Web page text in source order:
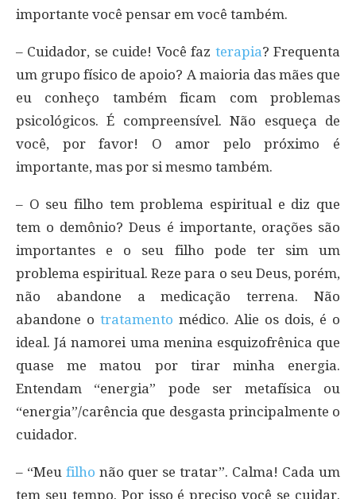
importante você pensar em você também.
– Cuidador, se cuide! Você faz terapia? Frequenta
um grupo físico de apoio? A maioria das mães que
eu conheço também ficam com problemas
psicológicos. É compreensível. Não esqueça de
você, por favor! O amor pelo próximo é
importante, mas por si mesmo também.
– O seu filho tem problema espiritual e diz que
tem o demônio? Deus é importante, orações são
importantes e o seu filho pode ter sim um
problema espiritual. Reze para o seu Deus, porém,
não abandone a medicação terrena. Não
abandone o tratamento médico. Alie os dois, é o
ideal. Já namorei uma menina esquizofrênica que
quase me matou por tirar minha energia.
Entendam “energia” pode ser metafísica ou
“energia”/carência que desgasta principalmente o
cuidador.
– “Meu filho não quer se tratar”. Calma! Cada um
tem seu tempo. Por isso é preciso você se cuidar.